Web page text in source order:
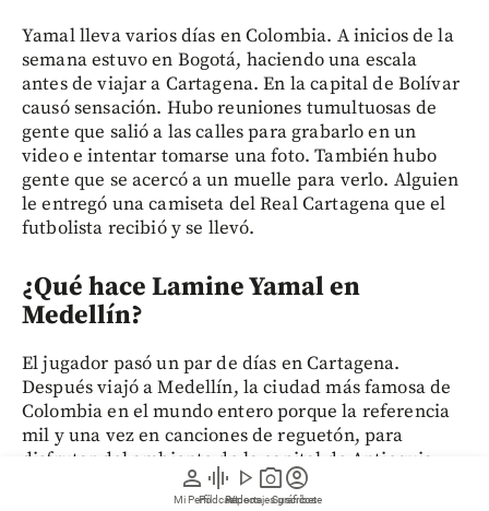
person
Mi Perfil
graphic_eq
Pódcast
play_arrow
Videos
photo_camera
Reportajes gráficos
account_circle
Suscríbete
Yamal lleva varios días en Colombia. A inicios de la
semana estuvo en Bogotá, haciendo una escala
antes de viajar a Cartagena. En la capital de Bolívar
causó sensación. Hubo reuniones tumultuosas de
gente que salió a las calles para grabarlo en un
video e intentar tomarse una foto. También hubo
gente que se acercó a un muelle para verlo. Alguien
le entregó una camiseta del Real Cartagena que el
futbolista recibió y se llevó.
¿Qué hace Lamine Yamal en
Medellín?
El jugador pasó un par de días en Cartagena.
Después viajó a Medellín, la ciudad más famosa de
Colombia en el mundo entero porque la referencia
mil y una vez en canciones de reguetón, para
disfrutar del ambiente de la capital de Antioquia.